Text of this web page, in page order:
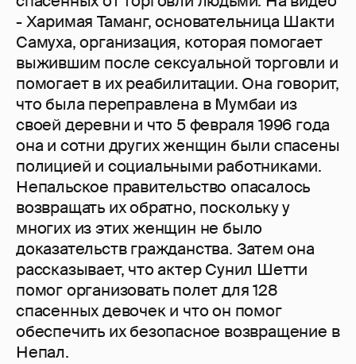
- Харимая Таманг, основательница Шакти
Самуха, организация, которая помогает
выжившим после сексуальной торговли и
помогает в их реабилитации. Она говорит,
что была переправлена в Мумбаи из
своей деревни и что 5 февраля 1996 года
она и сотни других женщин были спасены
полицией и социальными работниками.
Непальское правительство опасалось
возвращать их обратно, поскольку у
многих из этих женщин не было
доказательств гражданства. Затем она
рассказывает, что актер Сунил Шетти
помог организовать полет для 128
спасенных девочек и что он помог
обеспечить их безопасное возвращение в
Непал.